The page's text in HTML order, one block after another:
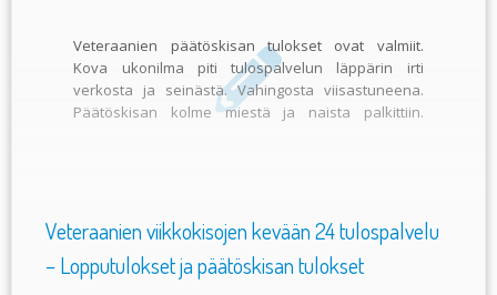
Veteraanien päätöskisan tulokset ovat valmiit.
Kova ukonilma piti tulospalvelun läppärin irti
verkosta ja seinästä. Vahingosta viisastuneena.
Päätöskisan kolme miestä ja naista palkittiin.
Veteraanien viikkokisojen kevään 24 tulospalvelu
– Lopputulokset ja päätöskisan tulokset